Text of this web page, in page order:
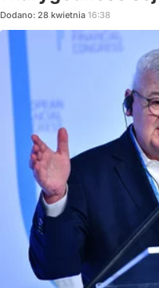
Dodano: 28 kwietnia 16:38